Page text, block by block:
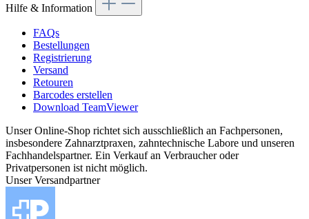
Hilfe & Information
FAQs
Bestellungen
Registrierung
Versand
Retouren
Barcodes erstellen
Download TeamViewer
Unser Online-Shop richtet sich ausschließlich an Fachpersonen,
insbesondere Zahnarztpraxen, zahntechnische Labore und unseren
Fachhandelspartner. Ein Verkauf an Verbraucher oder
Privatpersonen ist nicht möglich.
Unser Versandpartner